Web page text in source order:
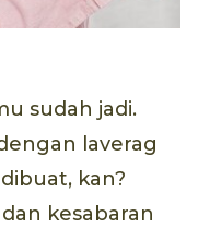
sudah jadi.
laverag
kan?
kesabaran